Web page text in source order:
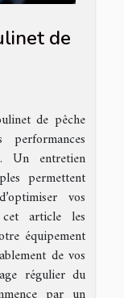
de
de pêche
Un entretien
permettent
vos
cet article les
équipement
de vos
régulier du